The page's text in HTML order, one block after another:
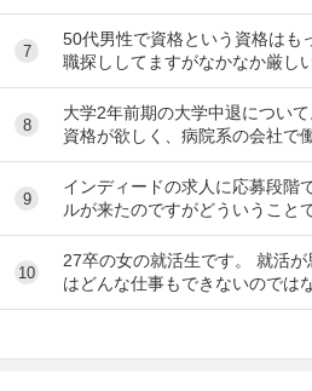
点を洗い出すなど次に向けて出
7
50代男性で資格という資格はも
職探ししてますがなかなか厳し
ん。 前の会社は閉鎖したため、
8
大学2年前期の大学中退につい
資格が欲しく、病院系の会社で
へ入りました。 しかし、そのモ
9
インディードの求人に応募段階
ルが来たのですがどういうこと
されている求人です。
10
27卒の女の就活生です。 就活
はどんな仕事もできないのでは
病気なのではないかと不安にな